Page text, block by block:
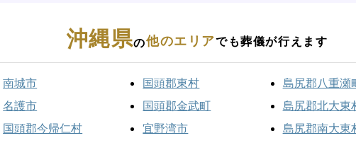
沖縄県の他のエリアでも葬儀が行えます
南城市
名護市
国頭郡今帰仁村
国頭郡東村
国頭郡金武町
宜野湾市
島尻郡八重瀬
島尻郡北大東
島尻郡南大東